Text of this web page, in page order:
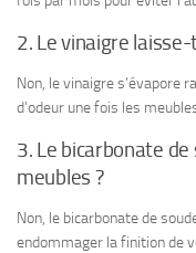
2. Le vinaigre
Non, le vinaigre s’évapore
d’odeur une fois les
3. Le bicarbonate
meubles ?
Non, le bicarbonate de
endommager la finition de